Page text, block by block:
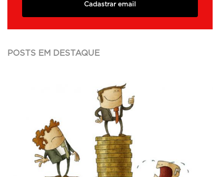
Cadastrar email
POSTS EM DESTAQUE